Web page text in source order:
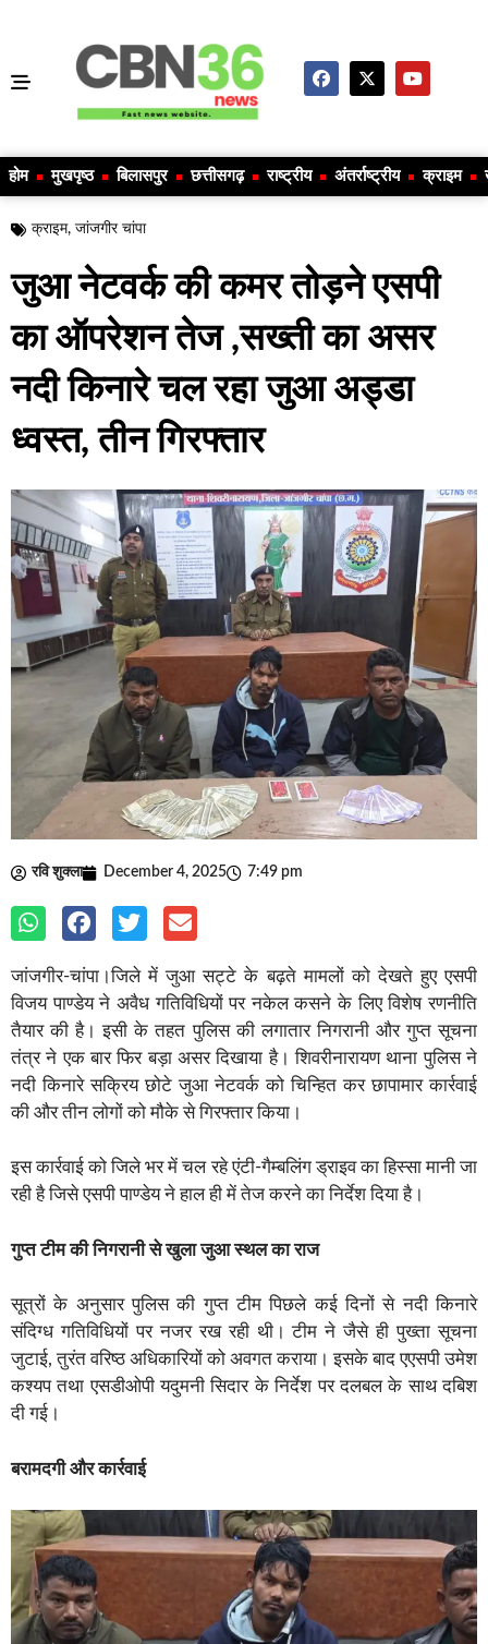
होम मुखपृष्ठ बिलासपुर छत्तीसगढ़ राष्ट्रीय अंतर्राष्ट्रीय क्राइम
क्राइम, जांजगीर चांपा
जुआ नेटवर्क की कमर तोड़ने एसपी
का ऑपरेशन तेज ,सख्ती का असर
नदी किनारे चल रहा जुआ अड्डा
ध्वस्त, तीन गिरफ्तार
रवि शुक्ला December 4, 2025 7:49 pm
जांजगीर-चांपा।जिले में जुआ सट्टे के बढ़ते मामलों को देखते हुए एसपी
विजय पाण्डेय ने अवैध गतिविधियों पर नकेल कसने के लिए विशेष रणनीति
तैयार की है। इसी के तहत पुलिस की लगातार निगरानी और गुप्त सूचना
तंत्र ने एक बार फिर बड़ा असर दिखाया है। शिवरीनारायण थाना पुलिस ने
नदी किनारे सक्रिय छोटे जुआ नेटवर्क को चिन्हित कर छापामार कार्रवाई
की और तीन लोगों को मौके से गिरफ्तार किया।
इस कार्रवाई को जिले भर में चल रहे एंटी-गैम्बलिंग ड्राइव का हिस्सा मानी जा
रही है जिसे एसपी पाण्डेय ने हाल ही में तेज करने का निर्देश दिया है।
गुप्त टीम की निगरानी से खुला जुआ स्थल का राज
सूत्रों के अनुसार पुलिस की गुप्त टीम पिछले कई दिनों से नदी किनारे
संदिग्ध गतिविधियों पर नजर रख रही थी। टीम ने जैसे ही पुख्ता सूचना
जुटाई, तुरंत वरिष्ठ अधिकारियों को अवगत कराया। इसके बाद एएसपी उमेश
कश्यप तथा एसडीओपी यदुमनी सिदार के निर्देश पर दलबल के साथ दबिश
दी गई।
बरामदगी और कार्रवाई